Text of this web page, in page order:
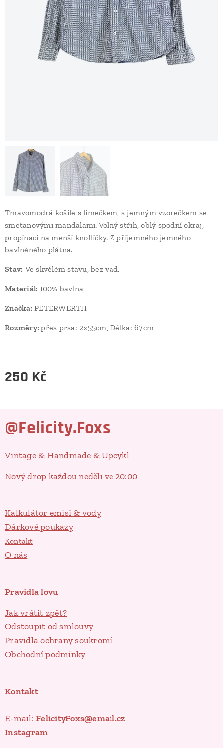
Tmavomodrá košile s límečkem, s jemným vzorečkem se
smetanovými mandalami. Volný střih, oblý spodní okraj,
propínací na menší knoflíčky. Z příjemného jemného
bavlněného plátna.
Stav: Ve skvělém stavu, bez vad.
Materiál: 100% bavlna
Značka:PETERWERTH
Rozměry:přes prsa: 2x55cm, Délka: 67cm
250 Kč
@Felicity.Foxs
Vintage & Handmade & Upcykl
Nový drop každou neděli ve 20:00
Kalkulátor emisí & vody
Dárkové poukazy
Kontakt
O nás
Pravidla lovu
Jak vrátit zpět?
Odstoupit od smlouvy
Pravidla ochrany soukromí
Obchodní podmínky
Kontakt
E-mail:FelicityFoxs@email.cz
Instagram